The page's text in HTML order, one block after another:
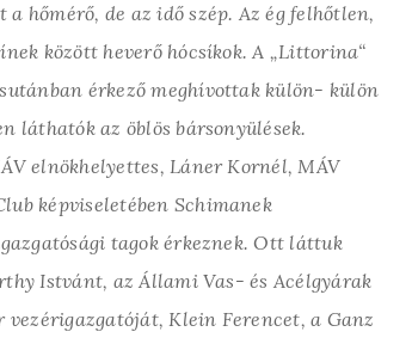
hőmérő, de az idő szép. Az ég felhőtlen,
között heverő hócsíkok. A „Littorina“
érkező meghívottak külön- külön
láthatók az öblös bársonyülések.
elnökhelyettes, Láner Kornél, MÁV
képviseletében Schimanek
tagok érkeznek. Ott láttuk
Istvánt, az Állami Vas- és Acélgyárak
vezérigazgatóját, Klein Ferencet, a Ganz